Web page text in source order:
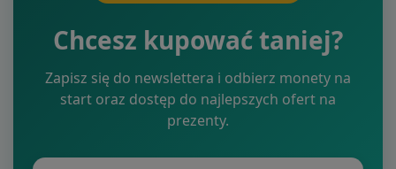
Chcesz kupować taniej?
Zapisz się do newslettera i odbierz monety na
start oraz dostęp do najlepszych ofert na
prezenty.